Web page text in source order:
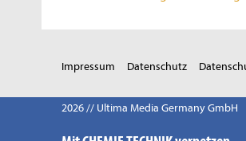
Impressum Datenschutz
2026 // Ultima Media Germany GmbH